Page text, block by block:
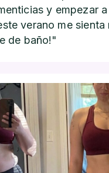
y empezar
verano me sienta
de baño!"